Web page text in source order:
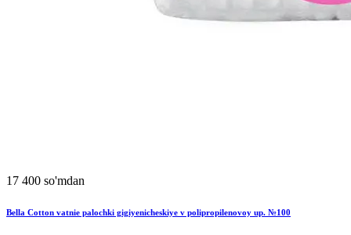
17 400 so'mdan
Bella Cotton vatnie palochki gigiyenicheskiye v polipropilenovoy up. №100